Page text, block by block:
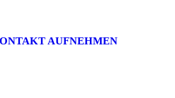
AUFNEHMEN